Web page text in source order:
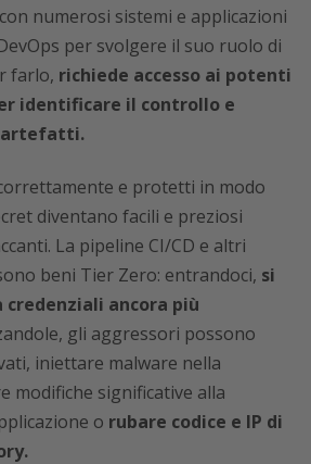
numerosi sistemi e applicazioni
per svolgere il suo ruolo di
farlo, richiede accesso ai potenti
identificare il controllo e
artefatti.
e protetti in modo
diventano facili e preziosi
La pipeline CI/CD e altri
beni Tier Zero: entrandoci, si
credenziali ancora più
gli aggressori possono
iniettare malware nella
modifiche significative alla
o rubare codice e IP di